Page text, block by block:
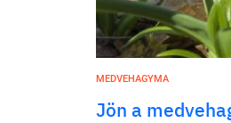
MEDVEHAGYMA
Jön a